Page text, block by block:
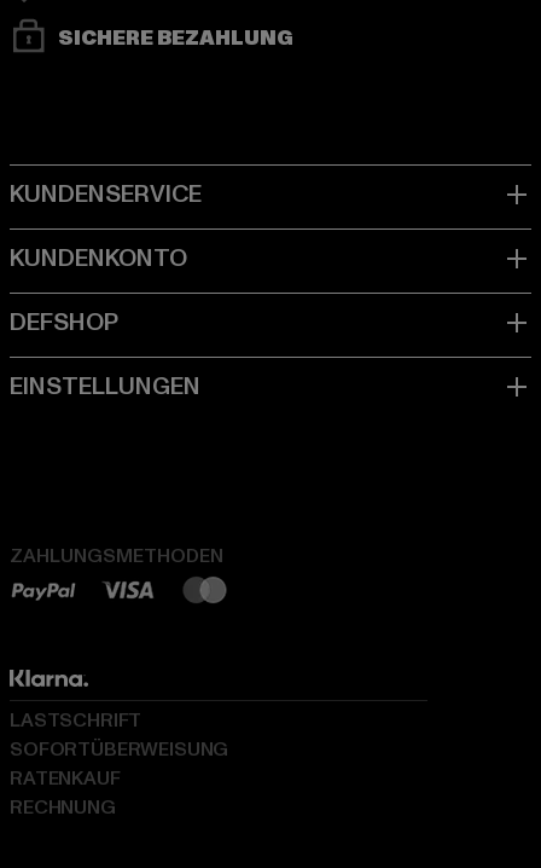
SICHERE BEZAHLUNG
ZAHLUNGSMETHODEN
LASTSCHRIFT
SOFORTÜBERWEISUNG
RATENKAUF
RECHNUNG